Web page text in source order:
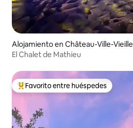
Alojamiento en Château-Ville-Vieille
El Chalet de Mathieu
Favorito entre huéspedes preferido
Favorito entre huéspedes